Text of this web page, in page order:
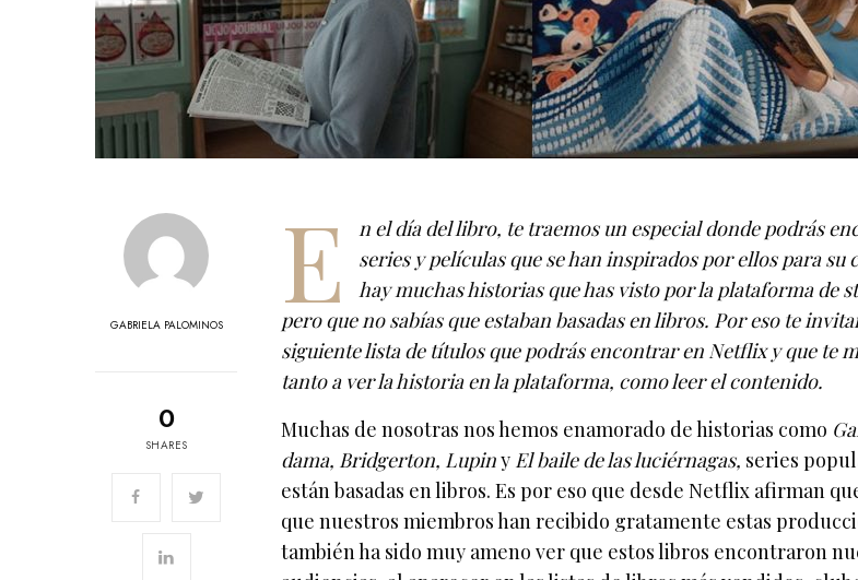
GABRIELA PALOMINOS
0
SHARES
E
n el día del libro, te traemos un especial donde podrás
series y películas que se han inspirados por ellos para su
hay muchas historias que has visto por la plataforma de
pero que no sabías que estaban basadas en libros. Por eso te
siguiente lista de títulos que podrás encontrar en Netflix y que te
tanto a ver la historia en la plataforma, como leer el contenido.
Muchas de nosotras nos hemos enamorado de historias como
dama, Bridgerton, Lupiny El baile de las luciérnagas, series
están basadas en libros. Es por eso que desde Netflix afirman
que nuestros miembros han recibido gratamente estas
también ha sido muy ameno ver que estos libros encontraron